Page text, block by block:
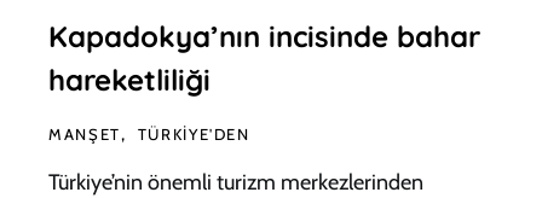
Kapadokya’nın incisinde bahar
hareketliliği
MANŞET TÜRKIYE'DEN
Türkiye’nin önemli turizm merkezlerinden